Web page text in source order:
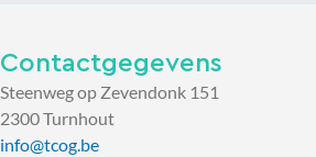
Contactgegevens
Steenweg op Zevendonk 151
2300 Turnhout
info@tcog.be